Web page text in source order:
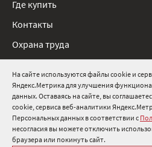
На сайте используются файлы cookie и
Яндекс.Метрика для улучшения
данных. Оставаясь на сайте, вы
cookie, сервиса веб-аналитики
Персональных данных в соответствии с
несогласия вы можете отключить
браузера или покинуть сайт.
8 800 511 91 82
info@onduline.ru
Россия Беларусь Казахстан
Где купить
Контакты
Охрана труда